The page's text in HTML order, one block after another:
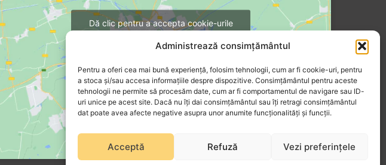
Administrează consimțământul
Pentru a oferi cea mai bună experiență, folosim tehnologii, cum ar fi cookie-uri, pentru
a stoca și/sau accesa informațiile despre dispozitive. Consimțământul pentru aceste
tehnologii ne permite să procesăm date, cum ar fi comportamentul de navigare sau ID-
uri unice pe acest site. Dacă nu îți dai consimțământul sau îți retragi consimțământul
dat poate avea afecte negative asupra unor anumite funcționalități și funcții.
Acceptă Refuză Vezi preferințele
Dă clic pentru a accepta cookie-urile
conținut